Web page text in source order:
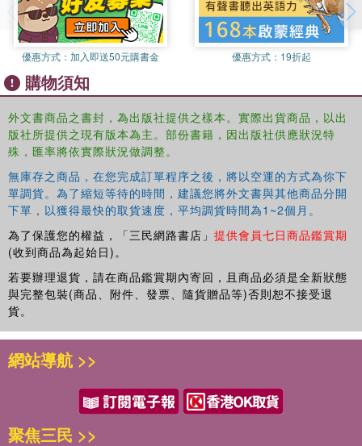
優惠方式： 加入即送50元購書金 優惠方式： 19折起
購物須知
外文書商品之書封，為出版社提供之樣本。實際出貨商品，以出
版社所提供之現有版本為主。部份書籍，因出版社供應狀況特
殊，匯率將依實際狀況做調整。
無庫存之商品，在您完成訂單程序之後，將以空運的方式為你下
單調貨。為了縮短等待的時間，建議您將外文書與其他商品分開
下單，以獲得最快的取貨速度，平均調貨時間為1~2個月。
為了保護您的權益，「三民網路書店」 提供會員七日商品鑑賞期
(收到商品為起始日)。
若要辦理退貨，請在商品鑑賞期內寄回，且商品必須是全新狀態
與完整包裝(商品、附件、發票、隨貨贈品等)否則恕不接受退
貨。
網站導航 >>
聚焦三民 >>